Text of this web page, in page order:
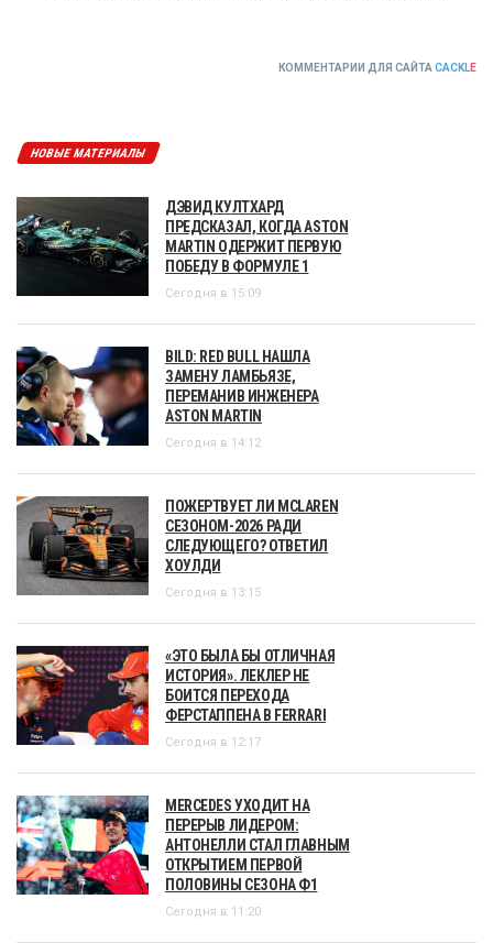
КОММЕНТАРИИ ДЛЯ САЙТА CACKLE
НОВЫЕ МАТЕРИАЛЫ
ДЭВИД КУЛТХАРД
ПРЕДСКАЗАЛ, КОГДА ASTON
MARTIN ОДЕРЖИТ ПЕРВУЮ
ПОБЕДУ В ФОРМУЛЕ 1
Сегодня в 15:09
BILD: RED BULL НАШЛА
ЗАМЕНУ ЛАМБЬЯЗЕ,
ПЕРЕМАНИВ ИНЖЕНЕРА
ASTON MARTIN
Сегодня в 14:12
ПОЖЕРТВУЕТ ЛИ MCLAREN
СЕЗОНОМ-2026 РАДИ
СЛЕДУЮЩЕГО? ОТВЕТИЛ
ХОУЛДИ
Сегодня в 13:15
«ЭТО БЫЛА БЫ ОТЛИЧНАЯ
ИСТОРИЯ». ЛЕКЛЕР НЕ
БОИТСЯ ПЕРЕХОДА
ФЕРСТАППЕНА В FERRARI
Сегодня в 12:17
MERCEDES УХОДИТ НА
ПЕРЕРЫВ ЛИДЕРОМ:
АНТОНЕЛЛИ СТАЛ ГЛАВНЫМ
ОТКРЫТИЕМ ПЕРВОЙ
ПОЛОВИНЫ СЕЗОНА Ф1
Сегодня в 11:20